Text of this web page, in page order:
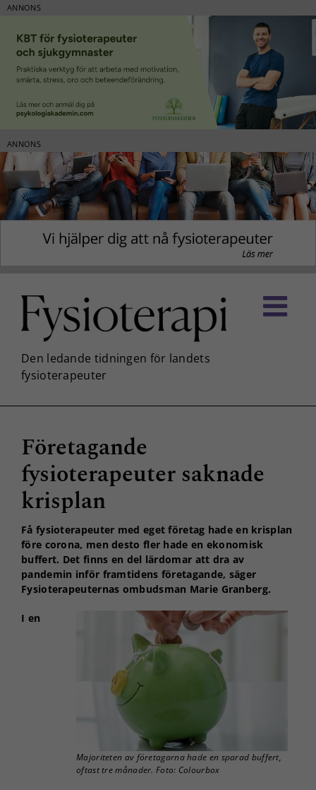
ANNONS
ANNONS
innehållet
Företagande
fysioterapeuter saknade
krisplan
Få fysioterapeuter med eget företag hade en krisplan
före corona, men desto fler hade en ekonomisk
buffert. Det finns en del lärdomar att dra av
pandemin inför framtidens företagande, säger
Fysioterapeuternas ombudsman Marie Granberg.
Majoriteten av företagarna hade en sparad buffert,
oftast tre månader. Foto: Colourbox
I en